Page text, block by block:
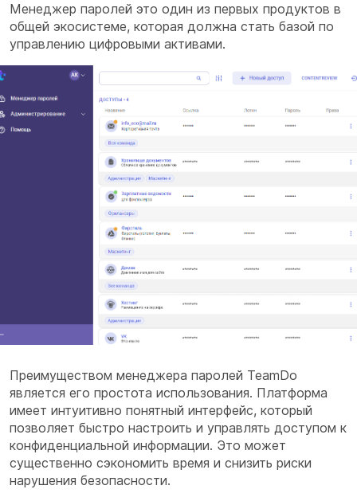
Менеджер паролей это один из первых продуктов в
общей экосистеме, которая должна стать базой по
управлению цифровыми активами.
Преимуществом менеджера паролей TeamDo
является его простота использования. Платформа
имеет интуитивно понятный интерфейс, который
позволяет быстро настроить и управлять доступом к
конфиденциальной информации. Это может
существенно сэкономить время и снизить риски
нарушения безопасности.